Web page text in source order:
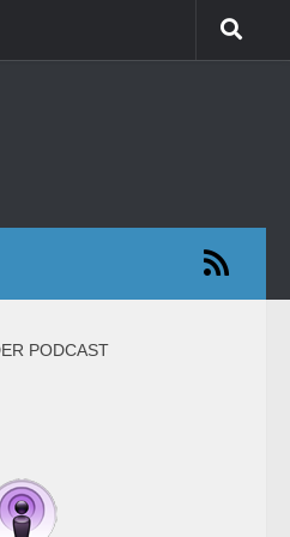
PODCAST